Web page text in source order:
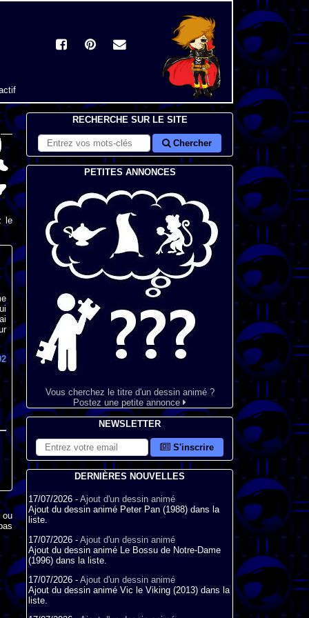
le
ou
RECHERCHE SUR LE SITE
Chercher
PETITES ANNONCES
Vous cherchez le titre d'un dessin animé ?
Postez une petite annonce
NEWSLETTER
S'inscrire
DERNIÈRES NOUVELLES
17/07/2026 - Ajout d'un dessin animé
Ajout du dessin animé Peter Pan (1988) dans la
liste.
17/07/2026 - Ajout d'un dessin animé
Ajout du dessin animé Le Bossu de Notre-Dame
(1996) dans la liste.
17/07/2026 - Ajout d'un dessin animé
Ajout du dessin animé Vic le Viking (2013) dans la
liste.